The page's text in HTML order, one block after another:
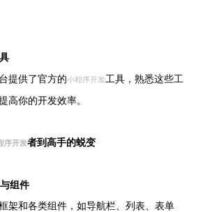
提供了官方的小程序开发工具，熟悉这些工
高你的开发效率。
序开发者到高手的蜕变
组件
架和各类组件，如导航栏、列表、表单